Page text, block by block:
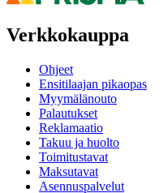
Verkkokauppa
Ohjeet
Ensitilaajan pikaopas
Myymälänouto
Palautukset
Reklamaatio
Takuu ja huolto
Toimitustavat
Maksutavat
Asennuspalvelut